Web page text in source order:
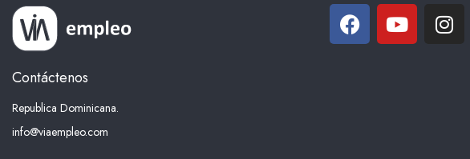
Contáctenos
Republica Dominicana.
info@viaempleo.com